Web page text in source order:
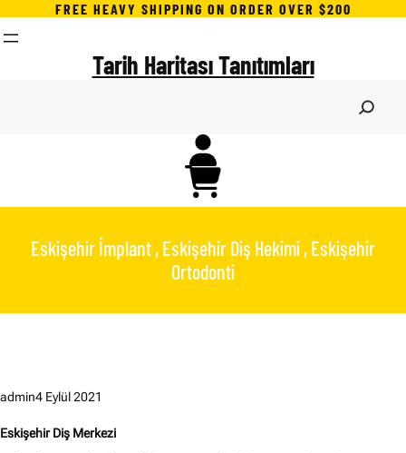
geç
FREE HEAVY SHIPPING ON ORDER OVER $200
Tarih Haritası Tanıtımları
Eskişehir İmplant , Eskişehir Diş Hekimi , Eskişehir
Ortodonti
admin4 Eylül 2021
Eskişehir Diş Merkezi